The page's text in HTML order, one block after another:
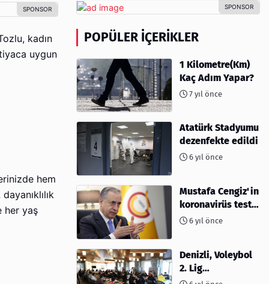
kadın
uygun
hem
her yaş
POPÜLER İÇERIKLER
1 Kilometre(Km)
Kaç Adım Yapar?
7 yıl önce
Atatürk Stadyumu
dezenfekte edildi
6 yıl önce
Mustafa Cengiz'in
koronavirüs test
sonucu açıklandı
6 yıl önce
Denizli, Voleybol
2. Lig
müsabakalarına